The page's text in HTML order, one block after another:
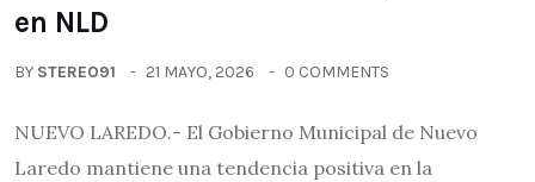
en NLD
BY STEREO91 21 MAYO, 2026 0 COMMENTS
NUEVO LAREDO.- El Gobierno Municipal de Nuevo
Laredo mantiene una tendencia positiva en la